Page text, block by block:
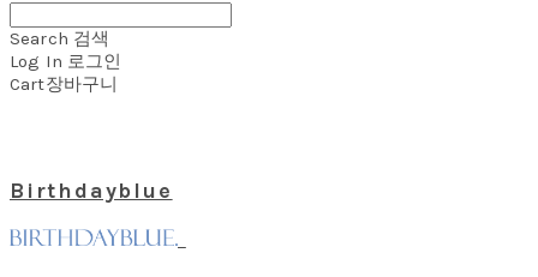
Search 검색
Log In 로그인
Cart장바구니
Birthdayblue